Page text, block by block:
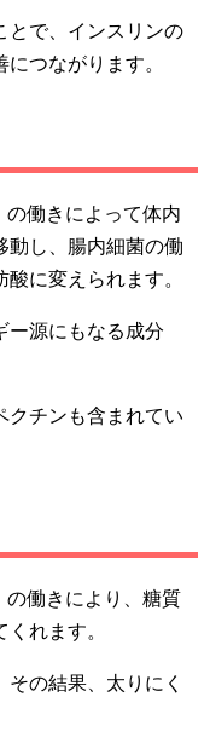
とで、インスリンの
つながります。
働きによって体内
動し、腸内細菌の働
に変えられます。
ー源にもなる成分
クチンも含まれてい
の働きにより、糖質
れます。
の結果、太りにく